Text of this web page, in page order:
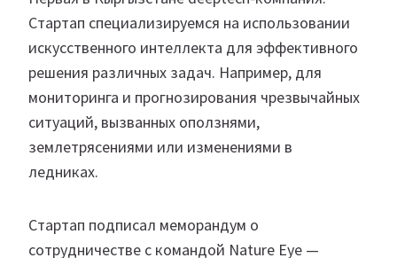
Стартап специализируемся на использовании
искусственного интеллекта для эффективного
решения различных задач. Например, для
мониторинга и прогнозирования чрезвычайных
ситуаций, вызванных оползнями,
землетрясениями или изменениями в
ледниках.
Стартап подписал меморандум о
сотрудничестве с командой Nature Eye —